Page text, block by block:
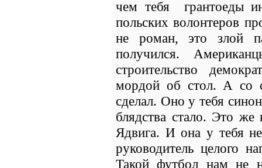
чем тебя грантоеды
польских волонтеров
не роман, это злой
получился.
строительство
мордой об стол. А со
сделал. Оно у тебя
блядства стало. Это
Ядвига. И она у тебя
руководитель целого
Такой футбол нам не